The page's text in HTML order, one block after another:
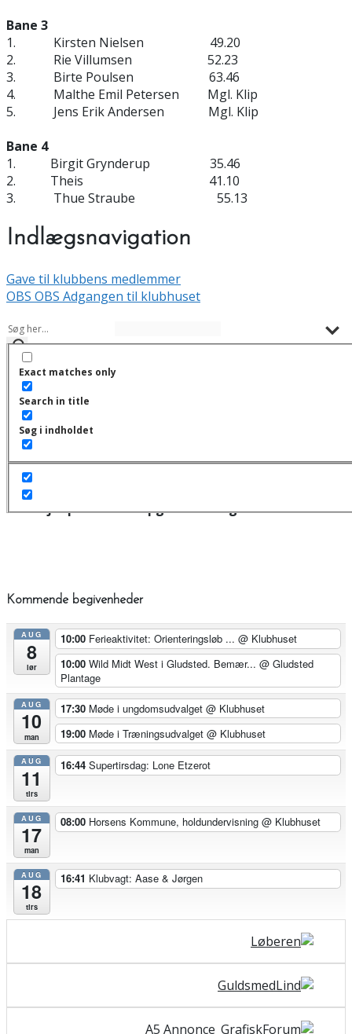
Bane 3
1. Kirsten Nielsen 49.20
2. Rie Villumsen 52.23
3. Birte Poulsen 63.46
4. Malthe Emil Petersen Mgl. Klip
5. Jens Erik Andersen Mgl. Klip
Bane 4
1. Birgit Grynderup 35.46
2. Theis 41.10
3. Thue Straube 55.13
Indlægsnavigation
Gave til klubbens medlemmer
OBS OBS Adgangen til klubhuset
Exact matches only
Search in title
Søg i indholdet
Åbne løb
Der er ingen kommende begivenheder.
Hjælp din klub - opgave oversigt!
Kommende begivenheder
AUG
8
lør
10:00 Ferieaktivitet: Orienteringsløb ... @ Klubhuset
10:00 Wild Midt West i Gludsted. Bemær... @ Gludsted
Plantage
AUG
10
man
17:30 Møde i ungdomsudvalget @ Klubhuset
19:00 Møde i Træningsudvalget @ Klubhuset
AUG
11
tirs
16:44 Supertirsdag: Lone Etzerot
AUG
17
man
08:00 Horsens Kommune, holdundervisning @ Klubhuset
AUG
18
tirs
16:41 Klubvagt: Aase & Jørgen